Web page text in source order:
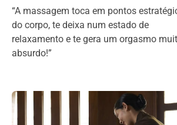
“A massagem toca em pontos
do corpo, te deixa num estado de
relaxamento e te gera um orgasmo
absurdo!”